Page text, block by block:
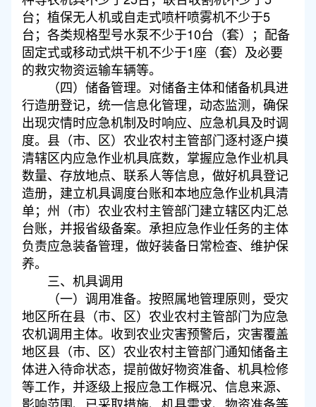
台；植保无人机或自走式喷杆喷雾机不少于5
台；各类规格型号水泵不少于10台（套）；配备
固定式或移动式烘干机不少于1座（套）及必要
的救灾物资运输车辆等。
（四）储备管理。对储备主体和储备机具进
行造册登记，统一信息化管理，动态监测，确保
出现灾情时应急机制及时响应、应急机具及时调
度。县（市、区）农业农村主管部门逐村逐户摸
清辖区内应急作业机具底数，掌握应急作业机具
数量、存放地点、联系人等信息，做好机具登记
造册，建立机具调度台账和本地应急作业机具清
单；州（市）农业农村主管部门建立辖区内汇总
台账，并报省级备案。承担应急作业任务的主体
负责应急装备管理，做好装备日常检查、维护保
养。
三、机具调用
（一）调用准备。按照属地管理原则，受灾
地区所在县（市、区）农业农村主管部门为应急
农机调用主体。收到农业灾害预警后，灾害覆盖
地区县（市、区）农业农村主管部门通知储备主
体进入待命状态，提前做好物资准备、机具检修
等工作，并逐级上报应急工作概况、信息来源、
影响范围、已采取措施、机具需求、物资准备等